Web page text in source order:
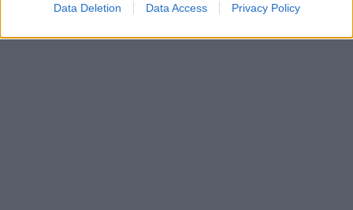
Data Deletion Data Access Privacy Policy